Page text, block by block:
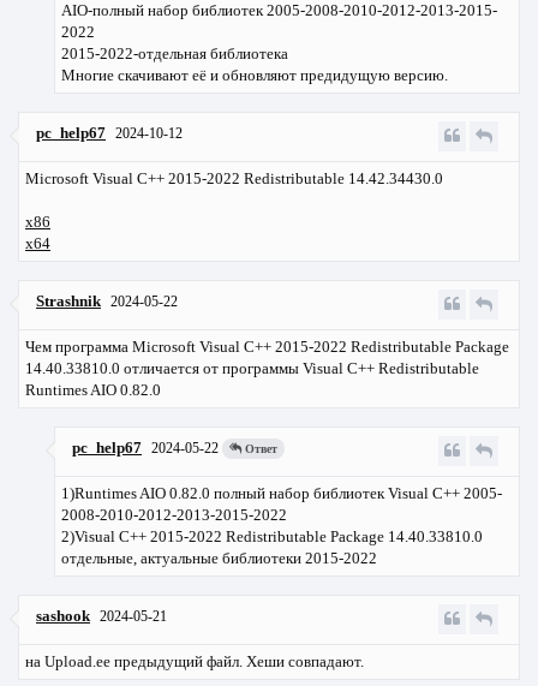
AIO-полный набор библиотек 2005-2008-2010-2012-2013-2015-
2022
2015-2022-отдельная библиотека
Многие cкачивают её и обновляют предидущую версию.
pc_help67 2024-10-12
Microsoft Visual C++ 2015-2022 Redistributable 14.42.34430.0
x86
x64
Strashnik 2024-05-22
Чем программа Microsoft Visual C++ 2015-2022 Redistributable Package
14.40.33810.0 отличается от программы Visual C++ Redistributable
Runtimes AIO 0.82.0
pc_help67 2024-05-22 Ответ
1)Runtimes AIO 0.82.0 полный набор библиотек Visual C++ 2005-
2008-2010-2012-2013-2015-2022
2)Visual C++ 2015-2022 Redistributable Package 14.40.33810.0
отдельные, актуальные библиотеки 2015-2022
sashook 2024-05-21
на Upload.ee предыдущий файл. Хеши совпадают.